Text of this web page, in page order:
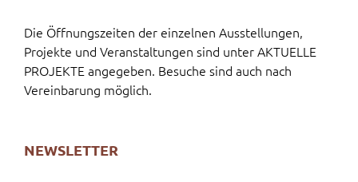
Die Öffnungszeiten der einzelnen Ausstellungen,
Projekte und Veranstaltungen sind unter AKTUELLE
PROJEKTE angegeben. Besuche sind auch nach
Vereinbarung möglich.
NEWSLETTER